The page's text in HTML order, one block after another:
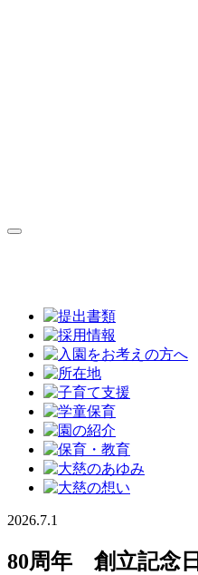
2026.7.1
80周年 創立記念日